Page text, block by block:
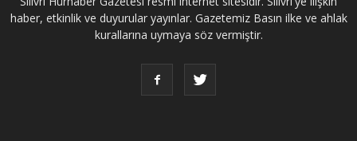
haber, etkinlik ve duyurular yayınlar. Gazetemiz Basın ilke ve ahlak
kurallarına uymaya söz vermiştir.